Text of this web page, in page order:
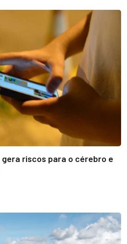
riscos para o cérebro e